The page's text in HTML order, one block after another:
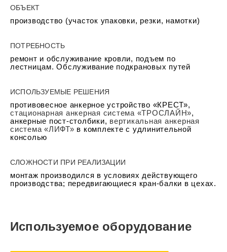
ОБЪЕКТ
производство (участок упаковки, резки, намотки)
ПОТРЕБНОСТЬ
ремонт и обслуживание кровли, подъем по
лестницам. Обслуживание подкрановых путей
ИСПОЛЬЗУЕМЫЕ РЕШЕНИЯ
противовесное анкерное устройство «КРЕСТ»,
стационарная анкерная система «ТРОСЛАЙН»,
анкерные пост-столбики, вертикальная анкерная
система «ЛИФТ» в комплекте с удлинительной
консолью
СЛОЖНОСТИ ПРИ РЕАЛИЗАЦИИ
монтаж производился в условиях действующего
производства; передвигающиеся кран-балки в цехах.
Используемое оборудование